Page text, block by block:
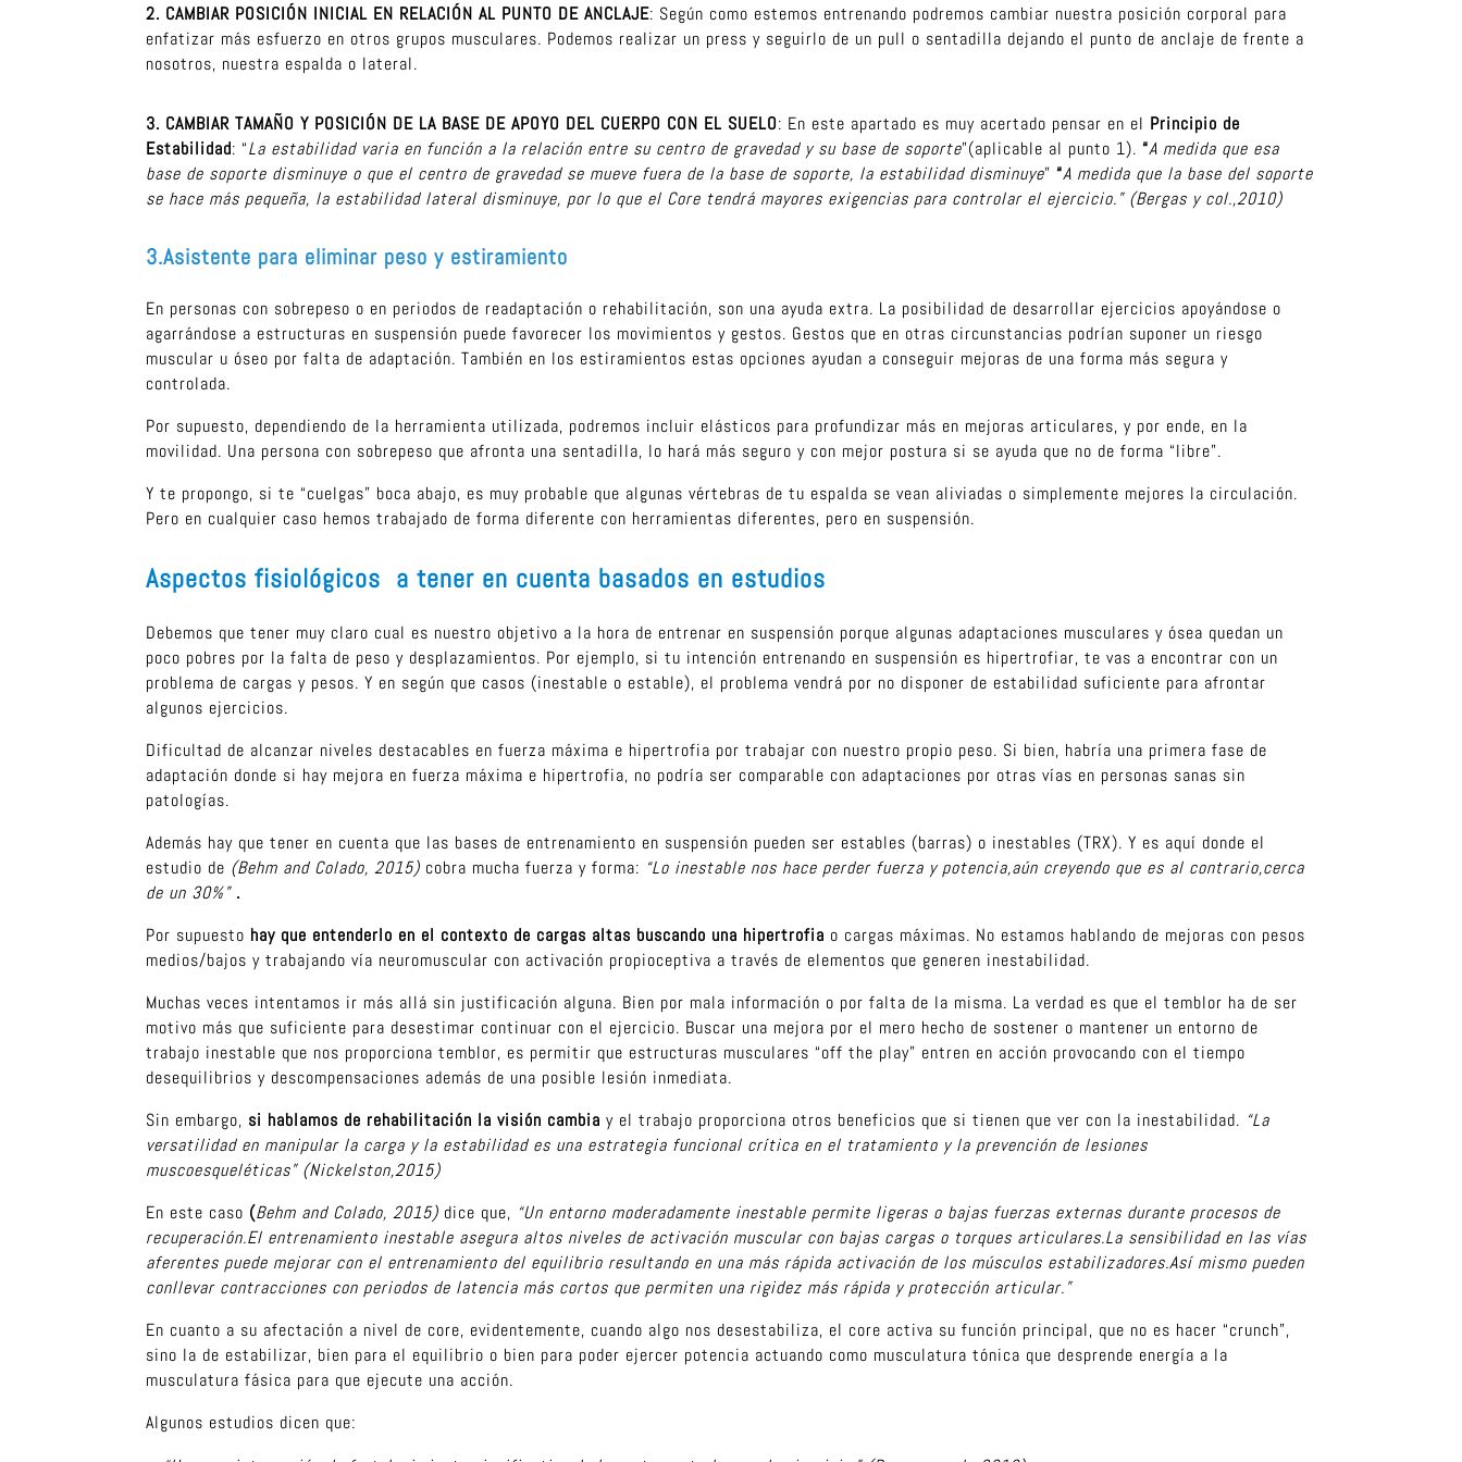
2. CAMBIAR POSICIÓN INICIAL EN RELACIÓN AL PUNTO DE ANCLAJE: Según como estemos entrenando podremos cambiar nuestra posición corporal para
enfatizar más esfuerzo en otros grupos musculares. Podemos realizar un press y seguirlo de un pull o sentadilla dejando el punto de anclaje de frente a
nosotros, nuestra espalda o lateral.
3. CAMBIAR TAMAÑO Y POSICIÓN DE LA BASE DE APOYO DEL CUERPO CON EL SUELO: En este apartado es muy acertado pensar en el Principio de
Estabilidad: “La estabilidad varia en función a la relación entre su centro de gravedad y su base de soporte”(aplicable al punto 1).“A medida que esa
base de soporte disminuye o que el centro de gravedad se mueve fuera de la base de soporte, la estabilidad disminuye”“A medida que la base del soporte
se hace más pequeña, la estabilidad lateral disminuye, por lo que el Core tendrá mayores exigencias para controlar el ejercicio.” (Bergas y col.,2010)
3.Asistente para eliminar peso y estiramiento
En personas con sobrepeso o en periodos de readaptación o rehabilitación, son una ayuda extra. La posibilidad de desarrollar ejercicios apoyándose o
agarrándose a estructuras en suspensión puede favorecer los movimientos y gestos. Gestos que en otras circunstancias podrían suponer un riesgo
muscular u óseo por falta de adaptación. También en los estiramientos estas opciones ayudan a conseguir mejoras de una forma más segura y
controlada.
Por supuesto, dependiendo de la herramienta utilizada, podremos incluir elásticos para profundizar más en mejoras articulares, y por ende, en la
movilidad. Una persona con sobrepeso que afronta una sentadilla, lo hará más seguro y con mejor postura si se ayuda que no de forma “libre”.
Y te propongo, si te “cuelgas” boca abajo, es muy probable que algunas vértebras de tu espalda se vean aliviadas o simplemente mejores la circulación.
Pero en cualquier caso hemos trabajado de forma diferente con herramientas diferentes, pero en suspensión.
Aspectos fisiológicos a tener en cuenta basados en estudios
Debemos que tener muy claro cual es nuestro objetivo a la hora de entrenar en suspensión porque algunas adaptaciones musculares y ósea quedan un
poco pobres por la falta de peso y desplazamientos. Por ejemplo, si tu intención entrenando en suspensión es hipertrofiar, te vas a encontrar con un
problema de cargas y pesos. Y en según que casos (inestable o estable), el problema vendrá por no disponer de estabilidad suficiente para afrontar
algunos ejercicios.
Dificultad de alcanzar niveles destacables en fuerza máxima e hipertrofia por trabajar con nuestro propio peso. Si bien, habría una primera fase de
adaptación donde si hay mejora en fuerza máxima e hipertrofia, no podría ser comparable con adaptaciones por otras vías en personas sanas sin
patologías.
Además hay que tener en cuenta que las bases de entrenamiento en suspensión pueden ser estables (barras) o inestables (TRX). Y es aquí donde el
estudio de (Behm and Colado, 2015) cobra mucha fuerza y forma: “Lo inestable nos hace perder fuerza y potencia,aún creyendo que es al contrario,cerca
de un 30%”.
Por supuesto hay que entenderlo en el contexto de cargas altas buscando una hipertrofia o cargas máximas. No estamos hablando de mejoras con pesos
medios/bajos y trabajando vía neuromuscular con activación propioceptiva a través de elementos que generen inestabilidad.
Muchas veces intentamos ir más allá sin justificación alguna. Bien por mala información o por falta de la misma. La verdad es que el temblor ha de ser
motivo más que suficiente para desestimar continuar con el ejercicio. Buscar una mejora por el mero hecho de sostener o mantener un entorno de
trabajo inestable que nos proporciona temblor, es permitir que estructuras musculares “off the play” entren en acción provocando con el tiempo
desequilibrios y descompensaciones además de una posible lesión inmediata.
Sin embargo, si hablamos de rehabilitación la visión cambiay el trabajo proporciona otros beneficios que si tienen que ver con la inestabilidad. “La
versatilidad en manipular la carga y la estabilidad es una estrategia funcional crítica en el tratamiento y la prevención de lesiones
muscoesqueléticas” (Nickelston,2015)
En este caso (Behm and Colado, 2015) dice que, “Un entorno moderadamente inestable permite ligeras o bajas fuerzas externas durante procesos de
recuperación.El entrenamiento inestable asegura altos niveles de activación muscular con bajas cargas o torques articulares.La sensibilidad en las vías
aferentes puede mejorar con el entrenamiento del equilibrio resultando en una más rápida activación de los músculos estabilizadores.Así mismo pueden
conllevar contracciones con periodos de latencia más cortos que permiten una rigidez más rápida y protección articular.”
En cuanto a su afectación a nivel de core, evidentemente, cuando algo nos desestabiliza, el core activa su función principal, que no es hacer “crunch”,
sino la de estabilizar, bien para el equilibrio o bien para poder ejercer potencia actuando como musculatura tónica que desprende energía a la
musculatura fásica para que ejecute una acción.
Algunos estudios dicen que: